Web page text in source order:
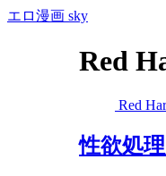
エロ漫画 sky
Red
Red
性欲処